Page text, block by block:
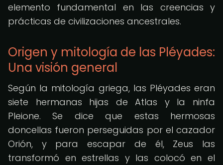
elemento fundamental en las creencias y
prácticas de civilizaciones ancestrales.
Origen y mitología de las Pléyades:
Una visión general
Según la mitología griega, las Pléyades eran
siete hermanas hijas de Atlas y la ninfa
Pleione. Se dice que estas hermosas
doncellas fueron perseguidas por el cazador
Orión, y para escapar de él, Zeus las
transformó en estrellas y las colocó en el